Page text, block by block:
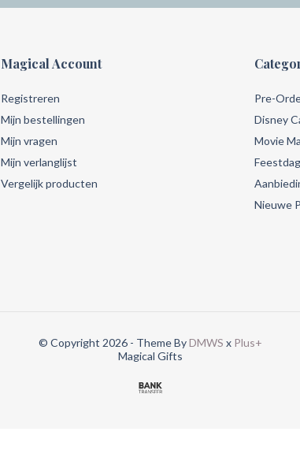
Magical Account
Registreren
Mijn bestellingen
Mijn vragen
Mijn verlanglijst
Vergelijk producten
Pre-
Disney
Movie
Nieuwe
© Copyright 2026 - Theme ByDMWS x Plus+
Magical Gifts